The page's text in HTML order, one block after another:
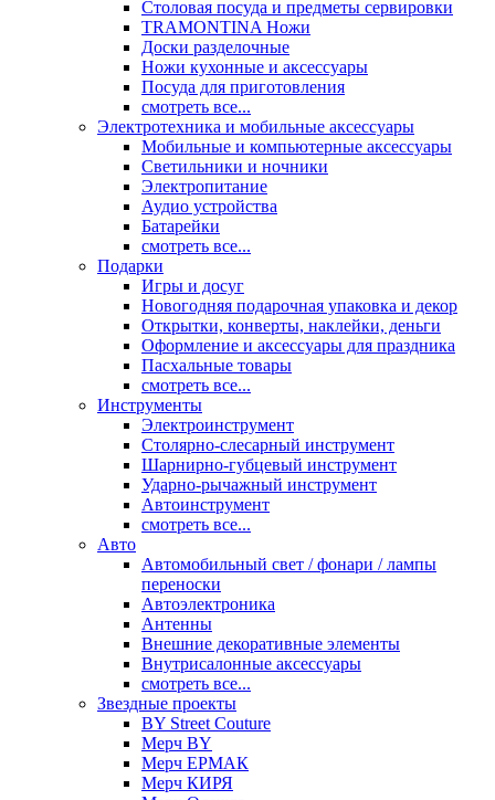
Столовая посуда и предметы сервировки
TRAMONTINA Ножи
Доски разделочные
Ножи кухонные и аксессуары
Посуда для приготовления
смотреть все...
Электротехника и мобильные аксессуары
Мобильные и компьютерные аксессуары
Светильники и ночники
Электропитание
Аудио устройства
Батарейки
смотреть все...
Подарки
Игры и досуг
Новогодняя подарочная упаковка и декор
Открытки, конверты, наклейки, деньги
Оформление и аксессуары для праздника
Пасхальные товары
смотреть все...
Инструменты
Электроинструмент
Столярно-слесарный инструмент
Шарнирно-губцевый инструмент
Ударно-рычажный инструмент
Автоинструмент
смотреть все...
Авто
Автомобильный свет / фонари / лампы
переноски
Автоэлектроника
Антенны
Внешние декоративные элементы
Внутрисалонные аксессуары
смотреть все...
Звездные проекты
BY Street Couture
Мерч BY
Мерч ЕРМАК
Мерч КИРЯ